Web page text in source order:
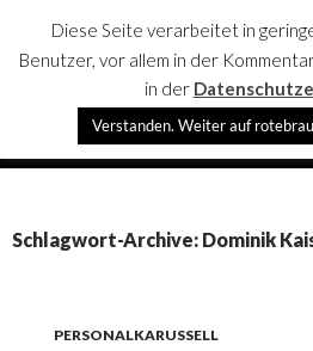
rotebrauseblogger
SPRINGE
Schlagwort-Archive: Dominik
PERSONALKARUSSELL
Diese Seite verarbeitet in
Benutzer, vor allem in der
in der
Verstanden. Weiter auf